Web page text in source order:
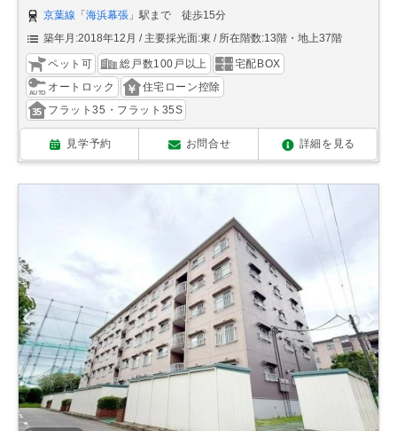
京葉線 「 海浜幕張 」駅まで 徒歩15分
築年月:2018年12月
主要採光面:東 所在階数:13階・地上37階
ペット可 総戸数100戸以上
宅配BOX
オートロック
住宅ローン控除
フラット35・フラット35S
見学予約 お問合せ 詳細を見る